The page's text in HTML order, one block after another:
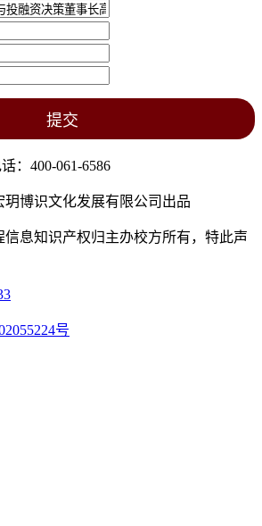
：400-061-6586
玥博识文化发展有限公司出品
息知识产权归主办校方所有，特此声
号